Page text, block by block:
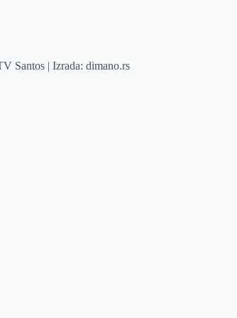
Santos | Izrada:dimano.rs